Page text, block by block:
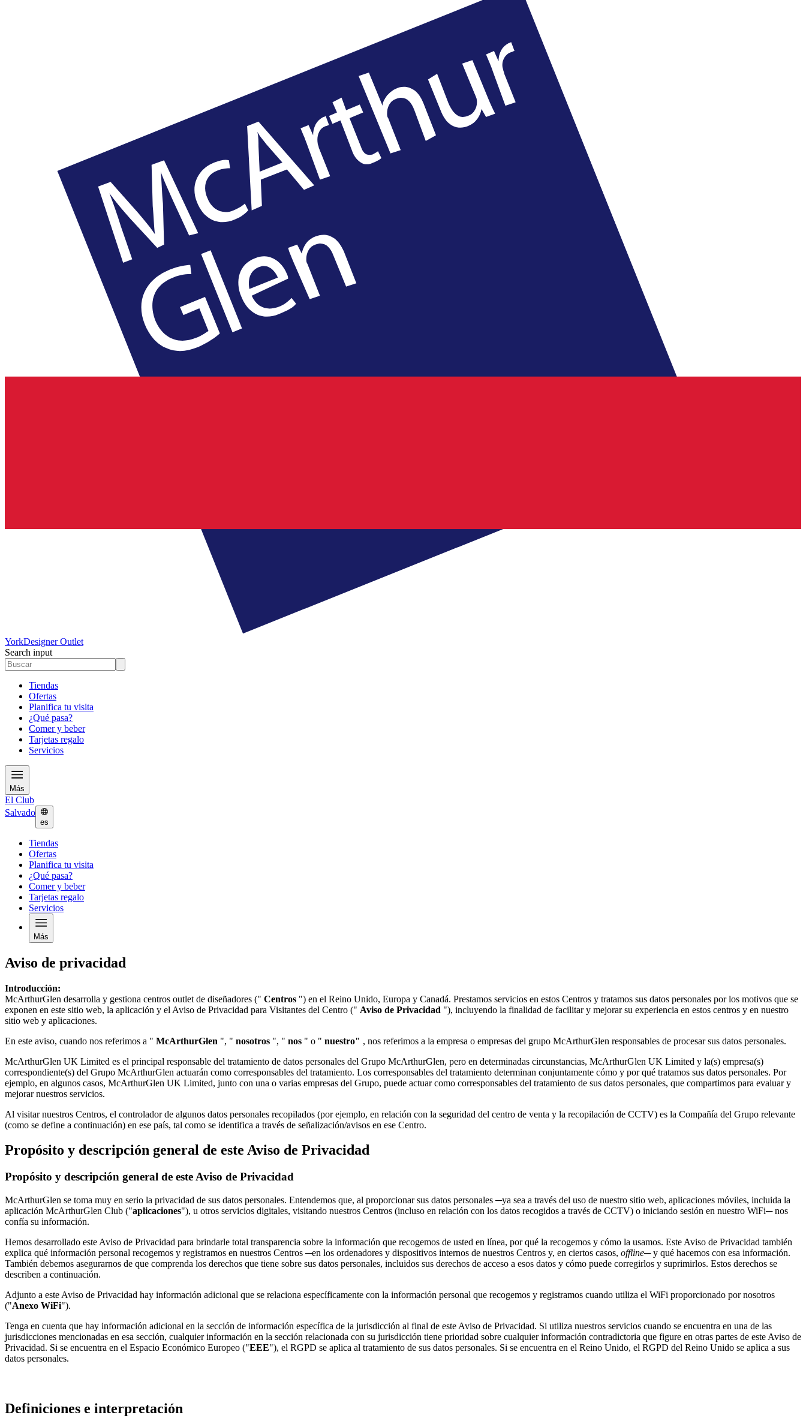
YorkDesigner Outlet
Search input
Tiendas
Ofertas
Planifica tu visita
¿Qué pasa?
Comer y beber
Tarjetas regalo
Servicios
Más
El Club
Salvado
es
Tiendas
Ofertas
Planifica tu visita
¿Qué pasa?
Comer y beber
Tarjetas regalo
Servicios
Más
Aviso de privacidad
Introducción:
McArthurGlen desarrolla y gestiona centros outlet de diseñadores (" Centros ") en el Reino Unido, Europa y Canadá. Prestamos servicios en estos Centros y tratamos sus datos personales por los motivos que se
exponen en este sitio web, la aplicación y el Aviso de Privacidad para Visitantes del Centro (" Aviso de Privacidad "), incluyendo la finalidad de facilitar y mejorar su experiencia en estos centros y en nuestro
sitio web y aplicaciones.
En este aviso, cuando nos referimos a " McArthurGlen ", " nosotros ", " nos " o " nuestro" , nos referimos a la empresa o empresas del grupo McArthurGlen responsables de procesar sus datos personales.
McArthurGlen UK Limited es el principal responsable del tratamiento de datos personales del Grupo McArthurGlen, pero en determinadas circunstancias, McArthurGlen UK Limited y la(s) empresa(s)
correspondiente(s) del Grupo McArthurGlen actuarán como corresponsables del tratamiento. Los corresponsables del tratamiento determinan conjuntamente cómo y por qué tratamos sus datos personales. Por
ejemplo, en algunos casos, McArthurGlen UK Limited, junto con una o varias empresas del Grupo, puede actuar como corresponsables del tratamiento de sus datos personales, que compartimos para evaluar y
mejorar nuestros servicios.
Al visitar nuestros Centros, el controlador de algunos datos personales recopilados (por ejemplo, en relación con la seguridad del centro de venta y la recopilación de CCTV) es la Compañía del Grupo relevante
(como se define a continuación) en ese país, tal como se identifica a través de señalización/avisos en ese Centro.
Propósito y descripción general de este Aviso de Privacidad
Propósito y descripción general de este Aviso de Privacidad
McArthurGlen se toma muy en serio la privacidad de sus datos personales. Entendemos que, al proporcionar sus datos personales ─ya sea a través del uso de nuestro sitio web, aplicaciones móviles, incluida la
aplicación McArthurGlen Club ("aplicaciones"), u otros servicios digitales, visitando nuestros Centros (incluso en relación con los datos recogidos a través de CCTV) o iniciando sesión en nuestro WiFi─ nos
confía su información.
Hemos desarrollado este Aviso de Privacidad para brindarle total transparencia sobre la información que recogemos de usted en línea, por qué la recogemos y cómo la usamos. Este Aviso de Privacidad también
explica qué información personal recogemos y registramos en nuestros Centros ─en los ordenadores y dispositivos internos de nuestros Centros y, en ciertos casos, offline─ y qué hacemos con esa información.
También debemos asegurarnos de que comprenda los derechos que tiene sobre sus datos personales, incluidos sus derechos de acceso a esos datos y cómo puede corregirlos y suprimirlos. Estos derechos se
describen a continuación.
Adjunto a este Aviso de Privacidad hay información adicional que se relaciona específicamente con la información personal que recogemos y registramos cuando utiliza el WiFi proporcionado por nosotros
("Anexo WiFi").
Tenga en cuenta que hay información adicional en la sección de información específica de la jurisdicción al final de este Aviso de Privacidad. Si utiliza nuestros servicios cuando se encuentra en una de las
jurisdicciones mencionadas en esa sección, cualquier información en la sección relacionada con su jurisdicción tiene prioridad sobre cualquier información contradictoria que figure en otras partes de este Aviso de
Privacidad. Si se encuentra en el Espacio Económico Europeo ("EEE"), el RGPD se aplica al tratamiento de sus datos personales. Si se encuentra en el Reino Unido, el RGPD del Reino Unido se aplica a sus
datos personales.
Definiciones e interpretación